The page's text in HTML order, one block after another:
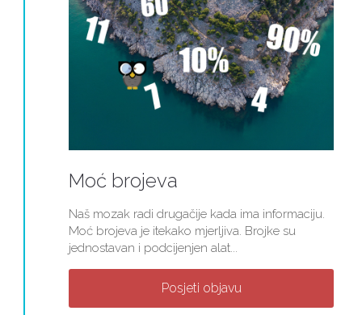
Moć brojeva
Naš mozak radi drugačije kada ima informaciju.
Moć brojeva je itekako mjerljiva. Brojke su
jednostavan i podcijenjen alat...
Posjeti objavu